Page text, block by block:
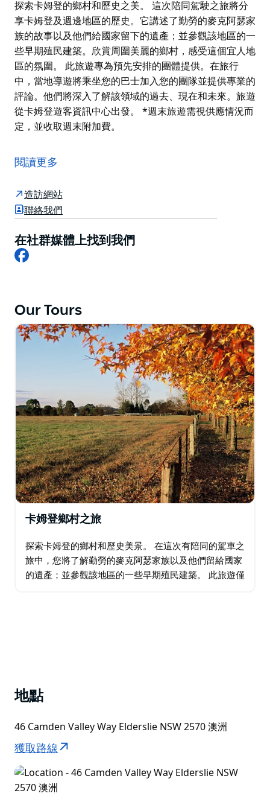
探索卡姆登的鄉村和歷史之美。 這次陪同駕駛之旅將分
享卡姆登及週邊地區的歷史。它講述了勤勞的麥克阿瑟家
族的故事以及他們給國家留下的遺產；並參觀該地區的一
些早期殖民建築。欣賞周圍美麗的鄉村，感受這個宜人地
區的氛圍。 此旅遊專為預先安排的團體提供。在旅行
中，當地導遊將乘坐您的巴士加入您的團隊並提供專業的
評論。他們將深入了解該領域的過去、現在和未來。旅遊
從卡姆登遊客資訊中心出發。 *週末旅遊需視供應情況而
定，並收取週末附加費。
這次陪同駕駛之旅將分享卡姆登及週邊地區的歷史。它講
產；並參觀該地區的一些早期殖民建築。欣賞周圍美麗的
鄉村，感受這個宜人地區的氛圍。
乘坐您的巴士加入您的團隊並提供專業的評論。他們將深
入了解該領域的過去、現在和未來。旅遊從卡姆登遊客資
閱讀更多
造訪網站
聯絡我們
在社群媒體上找到我們
Facebook
Our Tours
卡姆登鄉村之旅
探索卡姆登的鄉村和歷史美景。 在這次有陪同的駕車之
旅中，您將了解勤勞的麥克阿瑟家族以及他們留給國家
的遺產；並參觀該地區的一些早期殖民建築。 此旅遊僅
地點
46 Camden Valley Way Elderslie NSW 2570 澳洲
獲取路線